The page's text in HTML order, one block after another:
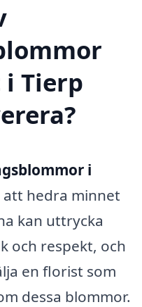
Tierp
i
att hedra minnet
kan uttrycka
och respekt, och
en florist som
dessa blommor.